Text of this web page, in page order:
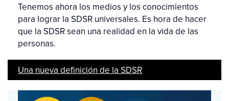
Tenemos ahora los medios y los conocimientos
para lograr la SDSR universales. Es hora de hacer
que la SDSR sean una realidad en la vida de las
personas.
Una nueva definición de la SDSR